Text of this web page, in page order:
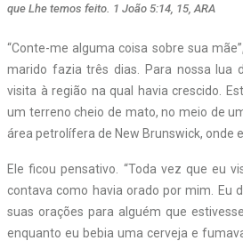
que Lhe temos feito. 1 João 5:14, 15, ARA
“Conte-me alguma coisa sobre sua
marido fazia três dias. Para nossa lua
visita à região na qual havia crescido.
um terreno cheio de mato, no meio de
área petrolífera de New Brunswick, onde
Ele ficou pensativo. “Toda vez que eu
contava como havia orado por mim. Eu
suas orações para alguém que
enquanto eu bebia uma cerveja e